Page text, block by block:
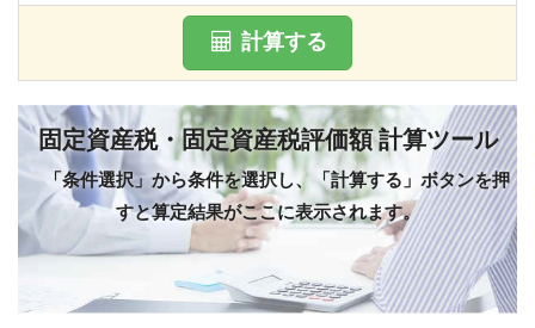
計算する
固定資産税・固定資産税評価額 計算ツール
「条件選択」から条件を選択し、「計算する」ボタンを押
すと算定結果がここに表示されます。